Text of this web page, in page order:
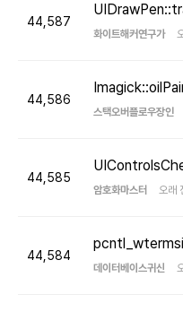
44,587
화이트해커연구가
44,586
스택오버플로우장인
44,585
암호화마스터 오
44,584
데이터베이스귀신